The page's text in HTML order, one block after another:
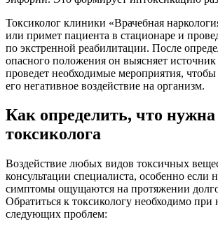
Токсиколог клиники «Врачебная
или примет пациента в стационаре и
по экстренной реабилитации. После
опасного положения он выясняет источник
проведет необходимые мероприятия, чтобы
его негативное воздействие на организм.
Как определить, что
токсиколога
Воздействие любых видов токсичных
консультации специалиста, особенно если
симптомы ощущаются на протяжении
Обратиться к токсикологу необходимо при
следующих проблем: